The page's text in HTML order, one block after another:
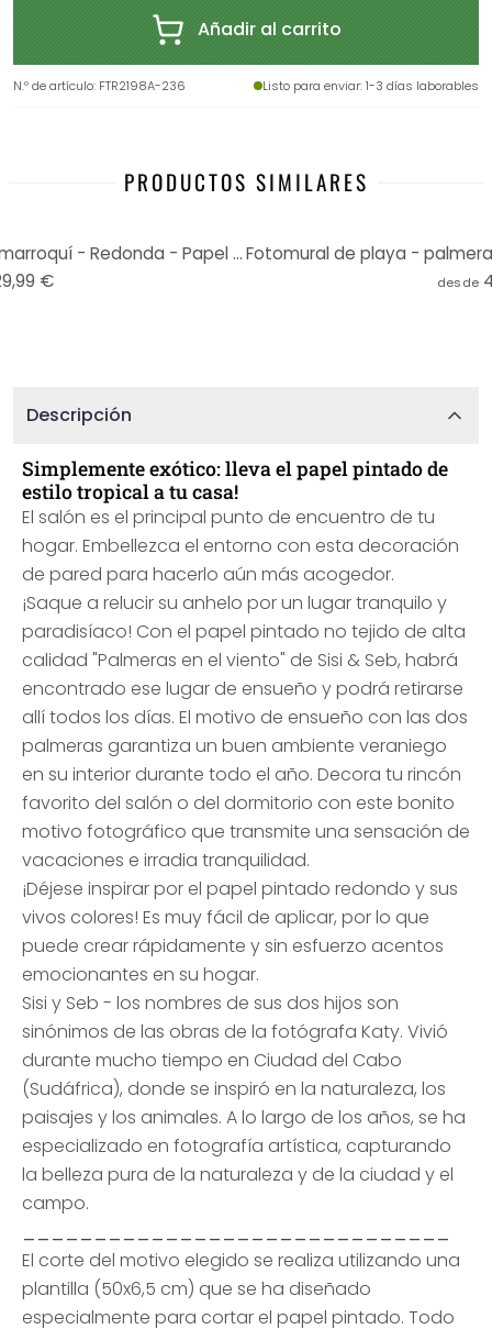
Añadir al carrito
N.º de artículo: FTR2198A-236 Listo para enviar: 1-3 días laborables
PRODUCTOS SIMILARES
Fotomural Sisi & Seb - Puerta marroquí - Redonda - Papel pintado autoadhesivo/no tejido
€
desde
Descripción
Simplemente exótico: lleva el papel pintado de
estilo tropical a tu casa!
El salón es el principal punto de encuentro de tu
hogar. Embellezca el entorno con esta decoración
de pared para hacerlo aún más acogedor.
¡Saque a relucir su anhelo por un lugar tranquilo y
paradisíaco! Con el papel pintado no tejido de alta
calidad "Palmeras en el viento" de Sisi & Seb, habrá
encontrado ese lugar de ensueño y podrá retirarse
allí todos los días. El motivo de ensueño con las dos
palmeras garantiza un buen ambiente veraniego
en su interior durante todo el año. Decora tu rincón
favorito del salón o del dormitorio con este bonito
motivo fotográfico que transmite una sensación de
vacaciones e irradia tranquilidad.
¡Déjese inspirar por el papel pintado redondo y sus
vivos colores! Es muy fácil de aplicar, por lo que
puede crear rápidamente y sin esfuerzo acentos
emocionantes en su hogar.
Sisi y Seb - los nombres de sus dos hijos son
sinónimos de las obras de la fotógrafa Katy. Vivió
durante mucho tiempo en Ciudad del Cabo
(Sudáfrica), donde se inspiró en la naturaleza, los
paisajes y los animales. A lo largo de los años, se ha
especializado en fotografía artística, capturando
la belleza pura de la naturaleza y de la ciudad y el
campo.
El corte del motivo elegido se realiza utilizando una
plantilla (50x6,5 cm) que se ha diseñado
especialmente para cortar el papel pintado. Todo